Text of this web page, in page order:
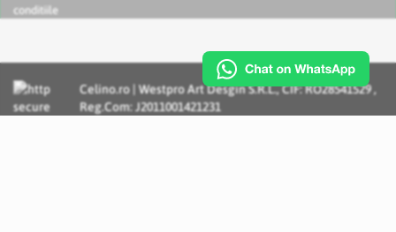
conditiile
Celino.ro | Westpro Art Desgin S.R.L., CIF: RO28541529 ,
Reg.Com: J2011001421231